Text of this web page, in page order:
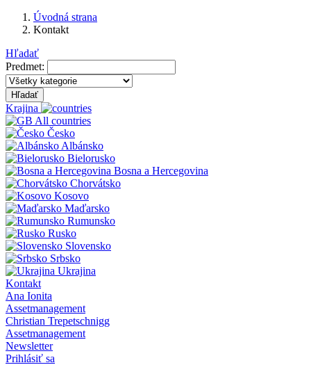
Úvodná strana
Kontakt
Hľadať
Predmet:
Hľadať
Krajina
All countries
Česko
Albánsko
Bielorusko
Bosna a Hercegovina
Chorvátsko
Kosovo
Maďarsko
Rumunsko
Rusko
Slovensko
Srbsko
Ukrajina
Kontakt
Ana Ionita
Assetmanagement
Christian Trepetschnigg
Assetmanagement
Newsletter
Prihlásiť sa